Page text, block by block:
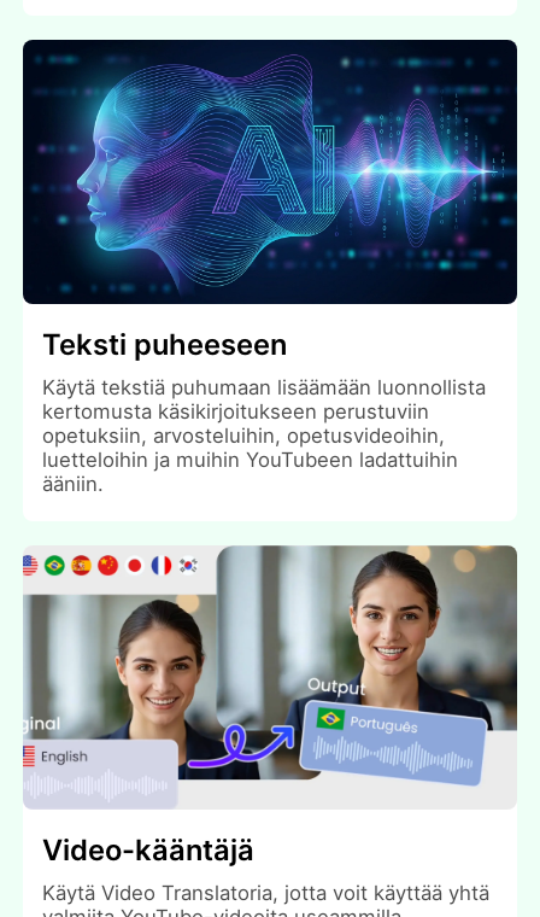
Teksti puheeseen
Käytä tekstiä puhumaan lisäämään luonnollista
kertomusta käsikirjoitukseen perustuviin
opetuksiin, arvosteluihin, opetusvideoihin,
luetteloihin ja muihin YouTubeen ladattuihin
ääniin.
Video-kääntäjä
Käytä Video Translatoria, jotta voit käyttää yhtä